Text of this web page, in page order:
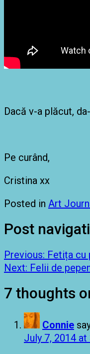
Dacă v-a plăcut,
Pe curând,
Cristina xx
Posted in Art
Post
Previous: Fetița cu
Next: Felii de
7 thoughts
Connie
July 7, 2014 at